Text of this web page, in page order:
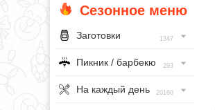
Сезонное меню
Заготовки 1347
Пикник / барбекю 293
На каждый день 20160